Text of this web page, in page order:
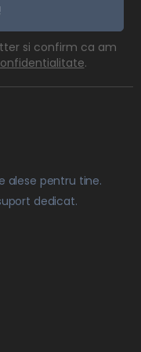
si confirm ca am
.
alese pentru tine.
dedicat.